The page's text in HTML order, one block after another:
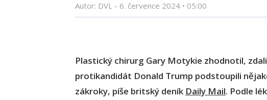
Autor: DVL - 6. července 2024 • 05:00
Plastický chirurg Gary Motykie zhodnotil,
protikandidát Donald Trump podstoupili
zákroky, píše britský deník Daily Mail. Podle